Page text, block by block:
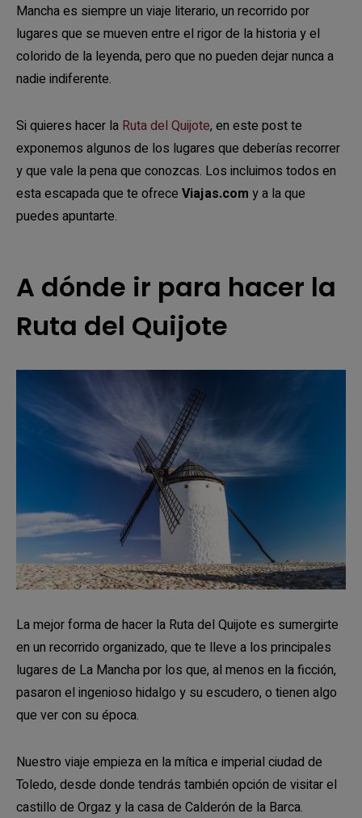
Mancha es siempre un viaje literario, un recorrido por
lugares que se mueven entre el rigor de la historia y el
colorido de la leyenda, pero que no pueden dejar nunca a
nadie indiferente.
Si quieres hacer la Ruta del Quijote, en este post te
exponemos algunos de los lugares que deberías recorrer
y que vale la pena que conozcas. Los incluimos todos en
esta escapada que te ofrece Viajas.com y a la que
puedes apuntarte.
A dónde ir para hacer la
Ruta del Quijote
La mejor forma de hacer la Ruta del Quijote es sumergirte
en un recorrido organizado, que te lleve a los principales
lugares de La Mancha por los que, al menos en la ficción,
pasaron el ingenioso hidalgo y su escudero, o tienen algo
que ver con su época.
Nuestro viaje empieza en la mítica e imperial ciudad de
Toledo, desde donde tendrás también opción de visitar el
castillo de Orgaz y la casa de Calderón de la Barca.